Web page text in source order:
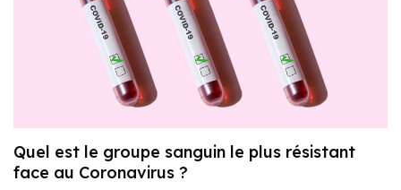
Quel est le groupe sanguin le plus résistant
face au Coronavirus ?